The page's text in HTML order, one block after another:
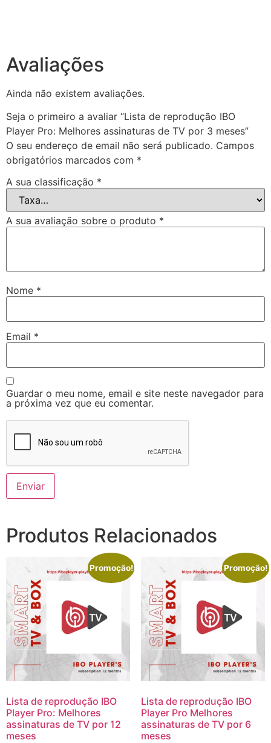
Avaliações
Ainda não existem avaliações.
Seja o primeiro a avaliar “Lista de reprodução IBO
Player Pro: Melhores assinaturas de TV por 3 meses”
O seu endereço de email não será publicado. Campos
obrigatórios marcados com *
A sua classificação *
A sua avaliação sobre o produto *
Nome *
Email *
Guardar o meu nome, email e site neste navegador para
a próxima vez que eu comentar.
Produtos Relacionados
Promoção!
Lista de reprodução IBO
Player Pro: Melhores
assinaturas de TV por 12
meses
Promoção!
Lista de reprodução IBO
Player Pro Melhores
assinaturas de TV por 6
meses